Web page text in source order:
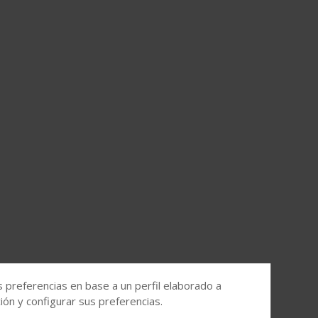
en base a un perfil elaborado a
y configurar sus preferencias.